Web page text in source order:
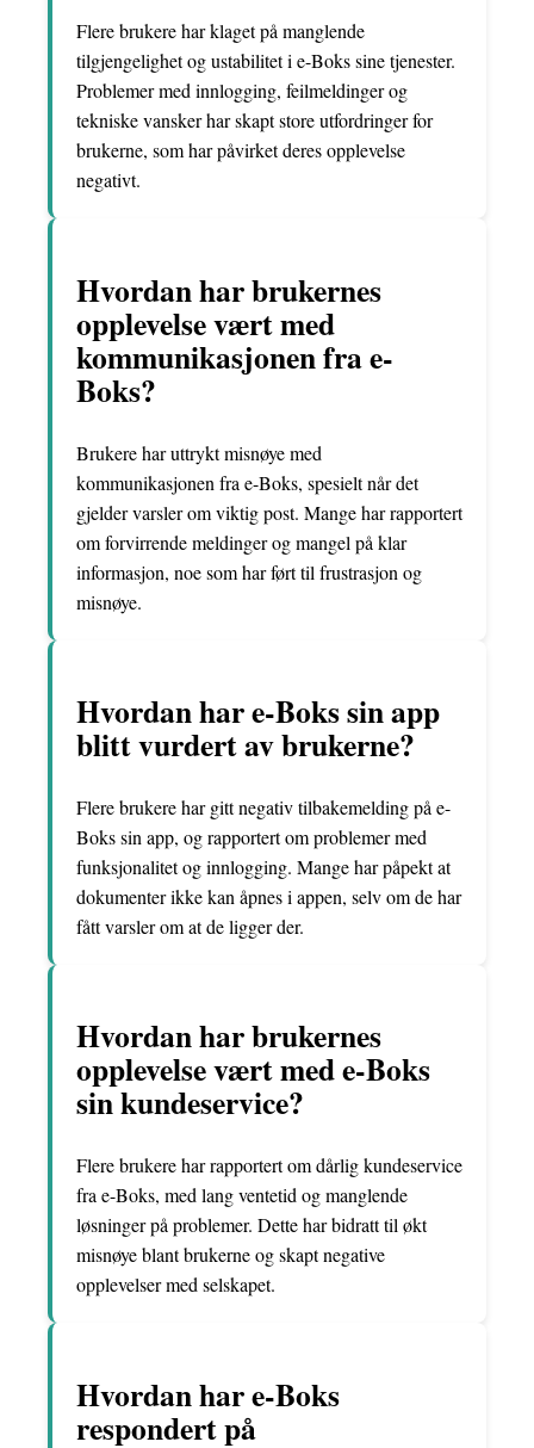
Flere brukere har klaget på manglende
tilgjengelighet og ustabilitet i e-Boks sine tjenester.
Problemer med innlogging, feilmeldinger og
tekniske vansker har skapt store utfordringer for
brukerne, som har påvirket deres opplevelse
negativt.
Hvordan har brukernes
opplevelse vært med
kommunikasjonen fra e-
Boks?
Brukere har uttrykt misnøye med
kommunikasjonen fra e-Boks, spesielt når det
gjelder varsler om viktig post. Mange har rapportert
om forvirrende meldinger og mangel på klar
informasjon, noe som har ført til frustrasjon og
misnøye.
Hvordan har e-Boks sin app
blitt vurdert av brukerne?
Flere brukere har gitt negativ tilbakemelding på e-
Boks sin app, og rapportert om problemer med
funksjonalitet og innlogging. Mange har påpekt at
dokumenter ikke kan åpnes i appen, selv om de har
fått varsler om at de ligger der.
Hvordan har brukernes
opplevelse vært med e-Boks
sin kundeservice?
Flere brukere har rapportert om dårlig kundeservice
fra e-Boks, med lang ventetid og manglende
løsninger på problemer. Dette har bidratt til økt
misnøye blant brukerne og skapt negative
opplevelser med selskapet.
Hvordan har e-Boks
respondert på